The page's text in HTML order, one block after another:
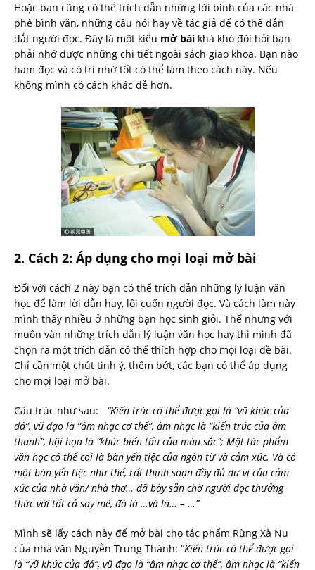
Hoặc bạn cũng có thể trích dẫn những lời bình của các nhà
phê bình văn, những câu nói hay về tác giả để có thể dẫn
dắt người đọc. Đây là một kiểu mở bài khá khó đòi hỏi bạn
phải nhớ được những chi tiết ngoài sách giao khoa. Bạn nào
ham đọc và có trí nhớ tốt có thể làm theo cách này. Nếu
không mình có cách khác dễ hơn.
2. Cách 2: Áp dụng cho mọi loại mở bài
Đối với cách 2 này bạn có thể trích dẫn những lý luận văn
học để làm lời dẫn hay, lôi cuốn người đọc. Và cách làm này
mình thấy nhiều ở những bạn học sinh giỏi. Thế nhưng với
muôn vàn những trích dẫn lý luận văn học hay thì mình đã
chọn ra một trích dẫn có thể thích hợp cho mọi loại đề bài.
Chỉ cần một chút tinh ý, thêm bớt, các bạn có thể áp dụng
cho mọi loại mở bài.
Cấu trúc như sau: “Kiến trúc có thể được gọi là “vũ khúc của
đá”, vũ đạo là “âm nhạc cơ thể”, âm nhạc là “kiến trúc của âm
thanh”, hội họa là “khúc biến tấu của màu sắc”; Một tác phẩm
văn học có thể coi là bàn yến tiệc của ngôn từ và cảm xúc. Và có
một bàn yến tiệc như thế, rất thịnh soạn đầy đủ dư vị của cảm
xúc của nhà văn/ nhà thơ… đã bày sẵn chờ người đọc thưởng
thức với tất cả say mê, đó là …và là… – …”
Mình sẽ lấy cách này để mở bài cho tác phẩm Rừng Xà Nu
của nhà văn Nguyễn Trung Thành: “Kiến trúc có thể được gọi
là “vũ khúc của đá”, vũ đạo là “âm nhạc cơ thể”, âm nhạc là “kiến